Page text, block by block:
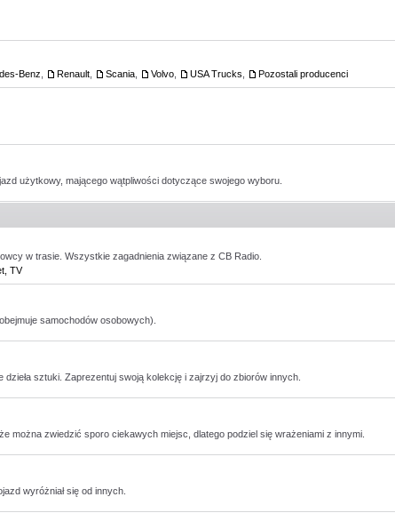
Benz Renault, Scania, Volvo, USA Trucks Pozostali producenci
użytkowy, mającego wątpliwości dotyczące swojego wyboru.
w trasie. Wszystkie zagadnienia związane z CB Radio.
TV
samochodów osobowych).
dzieła sztuki. Zaprezentuj swoją kolekcję i zajrzyj do zbiorów innych.
można zwiedzić sporo ciekawych miejsc, dlatego podziel się wrażeniami z innymi.
wyróżniał się od innych.